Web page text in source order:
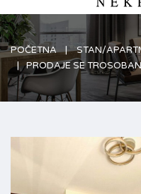
POČETNA
STAN/
PRODAJE SE